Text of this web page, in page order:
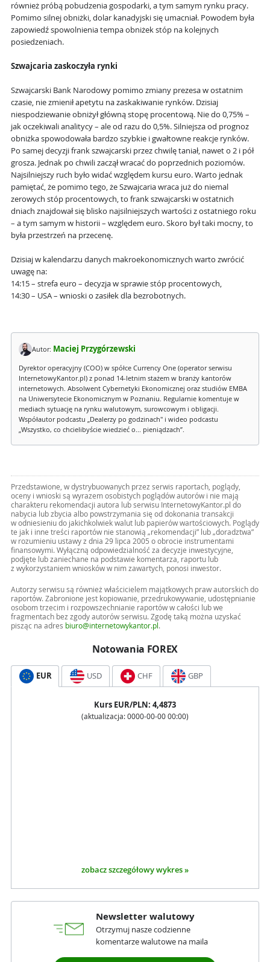
również próbą pobudzenia gospodarki, a tym samym rynku pracy.
Pomimo silnej obniżki, dolar kanadyjski się umacniał. Powodem była
zapowiedź spowolnienia tempa obniżek stóp na kolejnych
posiedzeniach.
Szwajcaria zaskoczyła rynki
Szwajcarski Bank Narodowy pomimo zmiany prezesa w ostatnim
czasie, nie zmienił apetytu na zaskakiwanie rynków. Dzisiaj
niespodziewanie obniżył główną stopę procentową. Nie do 0,75% –
jak oczekiwali analitycy – ale od razu do 0,5%. Silniejsza od prognoz
obniżka spowodowała bardzo szybkie i gwałtowne reakcje rynków.
Po samej decyzji frank szwajcarski przez chwilę taniał, nawet o 2 i pół
grosza. Jednak po chwili zaczął wracać do poprzednich poziomów.
Najsilniejszy ruch było widać względem kursu euro. Warto jednak
pamiętać, że pomimo tego, że Szwajcaria wraca już do niemal
zerowych stóp procentowych, to frank szwajcarski w ostatnich
dniach znajdował się blisko najsilniejszych wartości z ostatniego roku
– a tym samym w historii – względem euro. Skoro był taki mocny, to
była przestrzeń na przecenę.
Dzisiaj w kalendarzu danych makroekonomicznych warto zwrócić
uwagę na:
14:15 – strefa euro – decyzja w sprawie stóp procentowych,
14:30 – USA – wnioski o zasiłek dla bezrobotnych.
Autor: Maciej Przygórzewski
Dyrektor operacyjny (COO) w spółce Currency One (operator serwisu
InternetowyKantor.pl) z ponad 14-letnim stażem w branży kantorów
internetowych. Absolwent Cybernetyki Ekonomicznej oraz studiów EMBA
na Uniwersytecie Ekonomicznym w Poznaniu. Regularnie komentuje w
mediach sytuację na rynku walutowym, surowcowym i obligacji.
Współautor podcastu „Dealerzy po godzinach" i wideo podcastu
„Wszystko, co chcielibyście wiedzieć o... pieniądzach”.
Przedstawione, w dystrybuowanych przez serwis raportach, poglądy,
oceny i wnioski są wyrazem osobistych poglądów autorów i nie mają
charakteru rekomendacji autora lub serwisu InternetowyKantor.pl do
nabycia lub zbycia albo powstrzymania się od dokonania transakcji
w odniesieniu do jakichkolwiek walut lub papierów wartościowych. Poglądy
te jak i inne treści raportów nie stanowią „rekomendacji” lub „doradztwa”
w rozumieniu ustawy z dnia 29 lipca 2005 o obrocie instrumentami
finansowymi. Wyłączną odpowiedzialność za decyzje inwestycyjne,
podjęte lub zaniechane na podstawie komentarza, raportu lub
z wykorzystaniem wniosków w nim zawartych, ponosi inwestor.
Autorzy serwisu są również właścicielem majątkowych praw autorskich do
raportów. Zabronione jest kopiowanie, przedrukowywanie, udostępnianie
osobom trzecim i rozpowszechnianie raportów w całości lub we
fragmentach bez zgody autorów serwisu. Zgodę taką można uzyskać
pisząc na adres biuro@internetowykantor.pl .
Notowania FOREX
EUR USD CHF GBP
Kurs EUR/PLN: 4,4873
(aktualizacja: 0000-00-00 00:00)
zobacz szczegółowy wykres »
Newsletter walutowy
Otrzymuj nasze codzienne
komentarze walutowe na maila